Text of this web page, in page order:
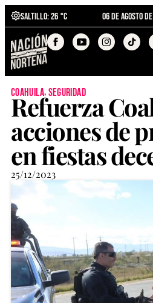
Saltillo: 26 °C 06 de agosto
coahuila,seguridad
Refuerza
acciones de
en fiestas
25/12/2023